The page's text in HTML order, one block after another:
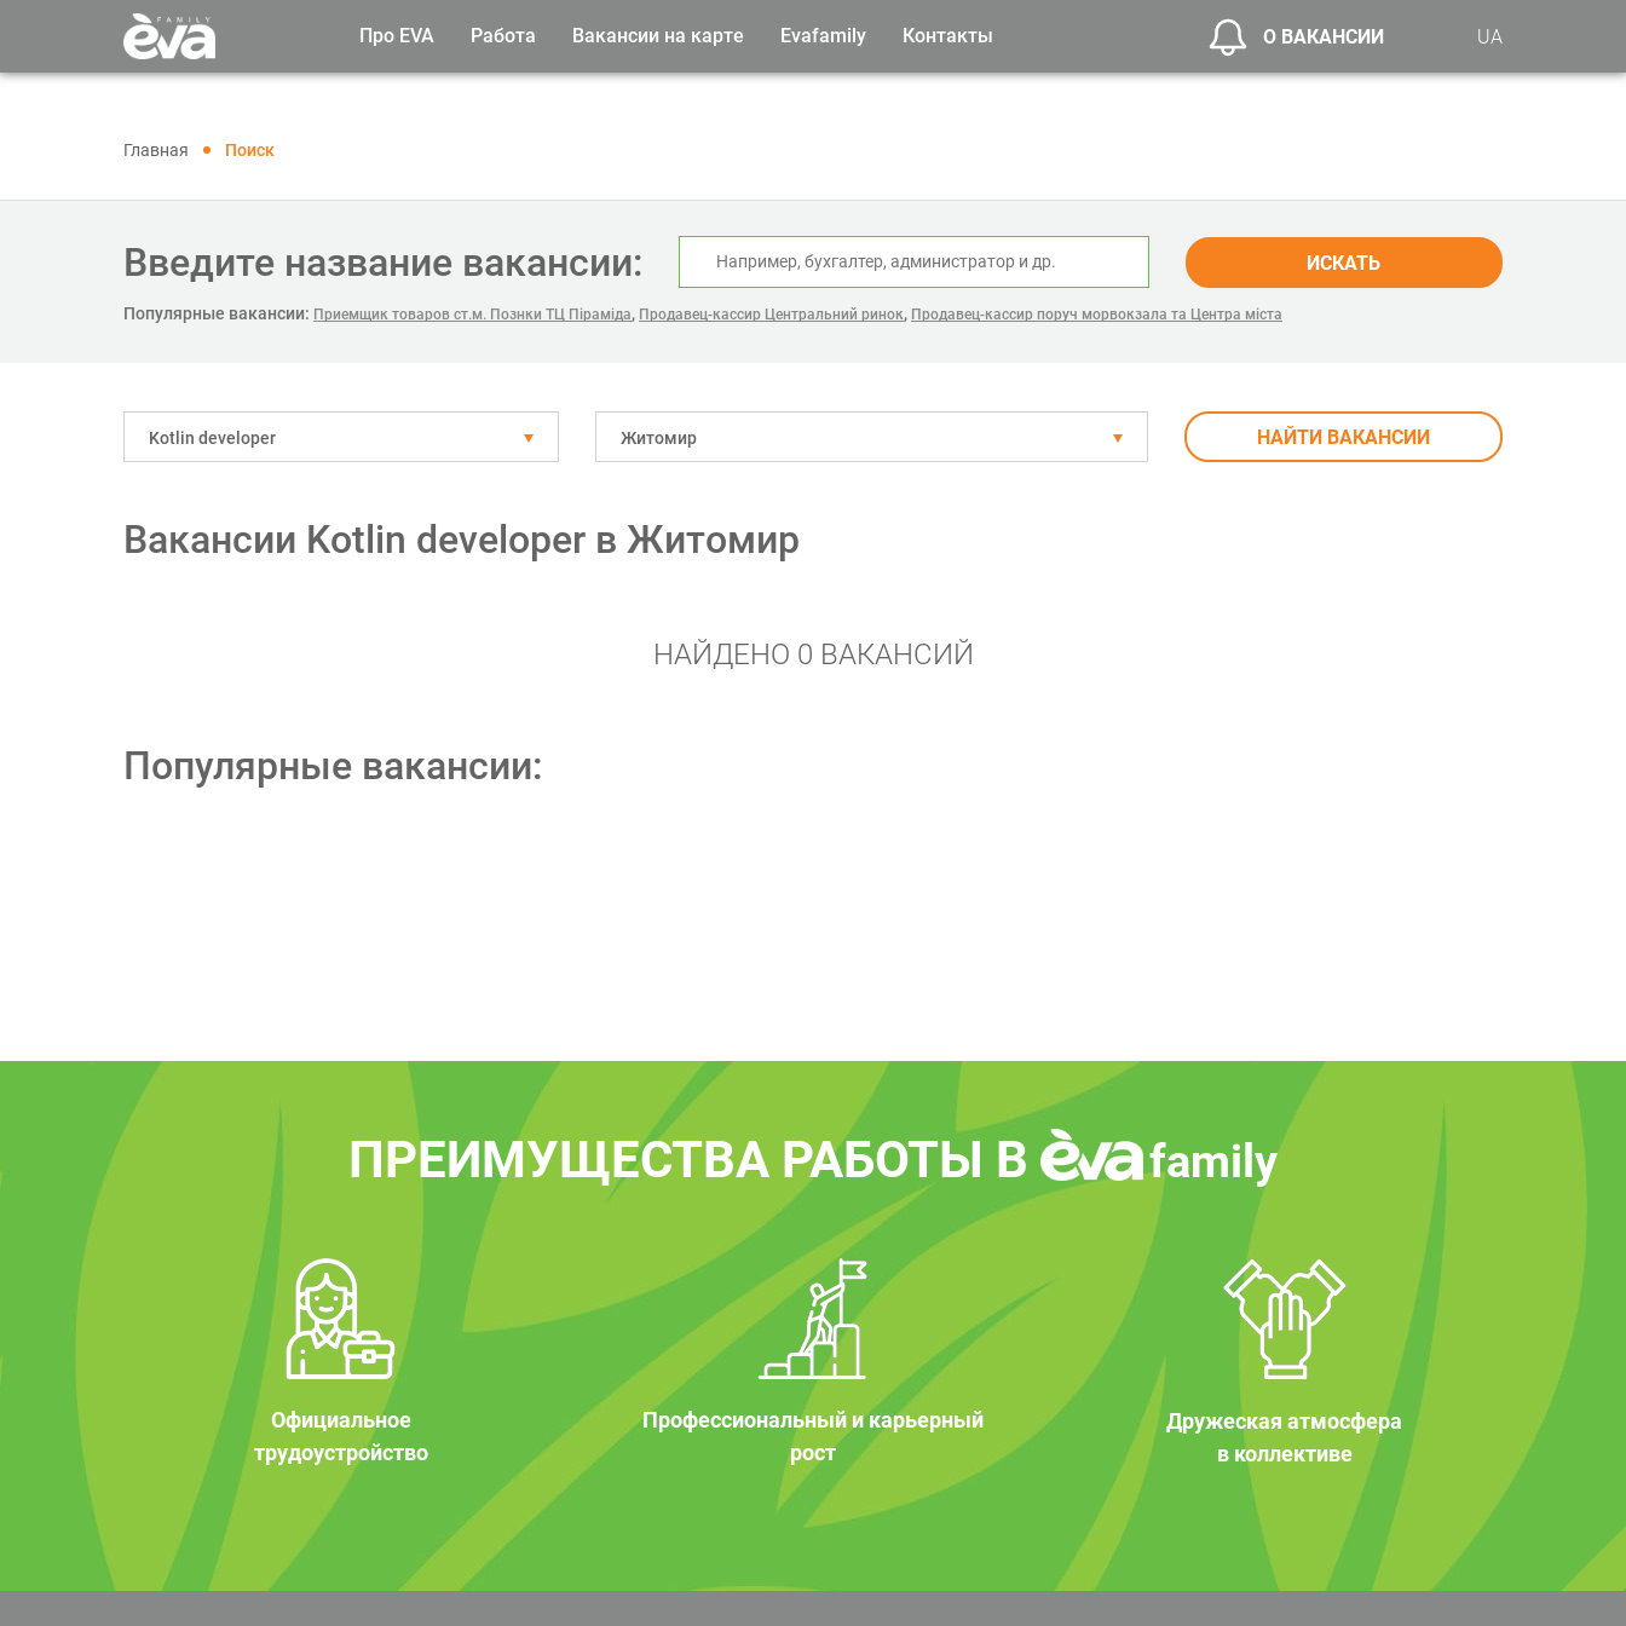
Про EVA Работа Вакансии на карте Evafamily Контакты О ВАКАНСИИ UA
Главная Поиск
Введите название вакансии: ИСКАТЬ
Популярные вакансии: Приемщик товаров ст.м. Познки ТЦ Піраміда, Продавец-кассир Центральний ринок, Продавец-кассир поруч морвокзала та Центра міста
Kotlin developer Житомир НАЙТИ ВАКАНСИИ
Вакансии Kotlin developer в Житомир
НАЙДЕНО 0 ВАКАНСИЙ
Популярные вакансии:
ПРЕИМУЩЕСТВА РАБОТЫ В family
Официальное
трудоустройство
Профессиональный и карьерный
рост
Дружеская атмосфера
в коллективе